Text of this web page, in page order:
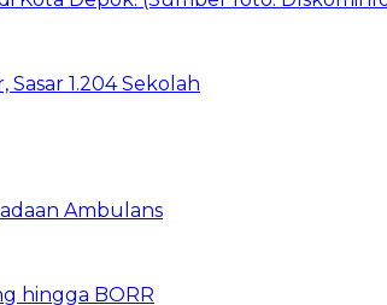
1.204 Sekolah
Ambulans
hingga BORR